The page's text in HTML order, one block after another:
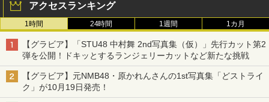
アクセスランキング
1時間 24時間 1週間 1カ月
【グラビア】「STU48 中村舞 2nd写真集（仮）」先行カット第2
弾を公開！ドキッとするランジェリーカットなど新たな挑戦
【グラビア】元NMB48・原かれんさんの1st写真集「どストライ
ク」が10月19日発売！